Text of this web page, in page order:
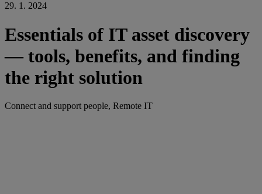
29. 1. 2024
Essentials of IT asset discovery
— tools, benefits, and finding
the right solution
Connect and support people, Remote IT